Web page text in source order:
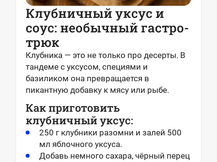
Клубничный уксус и
соус: необычный гастро-
трюк
Клубника — это не только про десерты. В
тандеме с уксусом, специями и
базиликом она превращается в
пикантную добавку к мясу или рыбе.
Как приготовить
клубничный уксус:
250 г клубники разомни и залей 500
мл яблочного уксуса.
Добавь немного сахара, чёрный перец